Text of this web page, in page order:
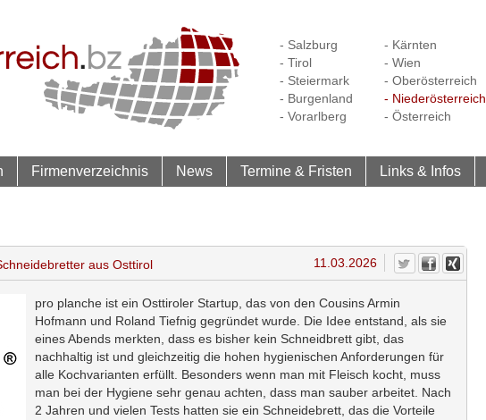
- Salzburg
- Tirol
- Steiermark
- Burgenland
- Vorarlberg
- Kärnten
- Wien
- Oberösterreich
- Niederösterreich
- Österreich
Firmenverzeichnis News Termine & Fristen Links & Infos
aus Osttirol 11.03.2026
pro planche ist ein Osttiroler Startup, das von den Cousins Armin
Hofmann und Roland Tiefnig gegründet wurde. Die Idee entstand, als sie
eines Abends merkten, dass es bisher kein Schneidbrett gibt, das
nachhaltig ist und gleichzeitig die hohen hygienischen Anforderungen für
alle Kochvarianten erfüllt. Besonders wenn man mit Fleisch kocht, muss
man bei der Hygiene sehr genau achten, dass man sauber arbeitet. Nach
2 Jahren und vielen Tests hatten sie ein Schneidebrett, das die Vorteile